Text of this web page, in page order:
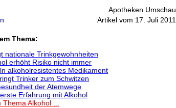
Apotheken Umschau
Artikel vom 17. Juli 2011
Thema:
nationale Trinkgewohnheiten
erhöht Risiko nicht immer
alkoholresistentes Medikament
Trinker zum Schwitzen
der Atemwege
Erfahrung mit Alkohol
Alkohol ...